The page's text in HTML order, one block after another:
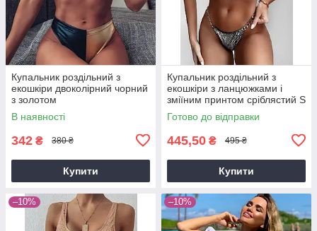
Купальник роздільний з
екошкіри двоколірний чорний
з золотом
В наявності
342 ₴ 380 ₴
Купити
Купальник роздільний з
екошкіри з ланцюжками і
зміїним принтом сріблястий S
Готово до відправки
445,50 ₴ 495 ₴
Купити
–10% –10%